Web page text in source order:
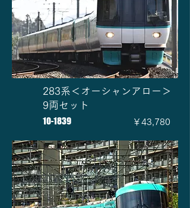
283系＜オーシャンアロー＞
9両セット
10-1839 ￥43,780